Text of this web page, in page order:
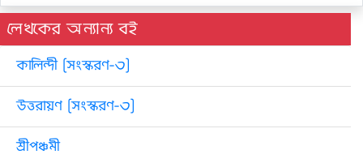
লেখকের অন্যান্য বই
কালিন্দী [সংস্করণ-৩]
উত্তরায়ণ [সংস্করণ-৩]
শ্রীপঞ্চমী